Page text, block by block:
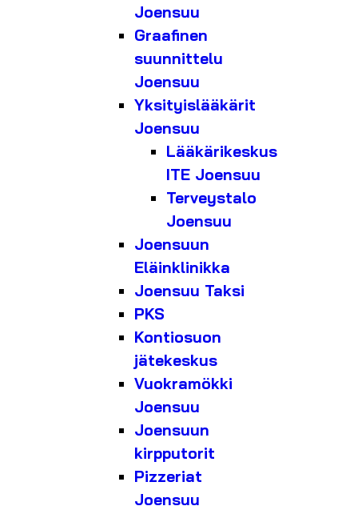
Joensuu
Graafinen
suunnittelu
Joensuu
Yksityislääkärit
Joensuu
Lääkärikeskus
ITE Joensuu
Terveystalo
Joensuu
Joensuun
Eläinklinikka
Joensuu Taksi
PKS
Kontiosuon
jätekeskus
Vuokramökki
Joensuu
Joensuun
kirpputorit
Pizzeriat
Joensuu